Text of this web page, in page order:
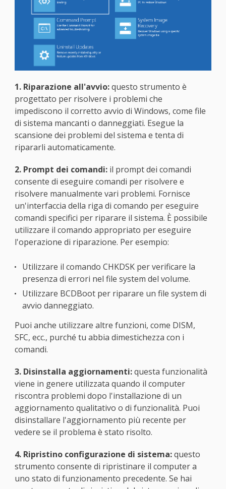
1. Riparazione all'avvio:questo strumento è
progettato per risolvere i problemi che
impediscono il corretto avvio di Windows, come file
di sistema mancanti o danneggiati. Esegue la
scansione dei problemi del sistema e tenta di
ripararli automaticamente.
2. Prompt dei comandi:il prompt dei comandi
consente di eseguire comandi per risolvere e
risolvere manualmente vari problemi. Fornisce
un'interfaccia della riga di comando per eseguire
comandi specifici per riparare il sistema. È possibile
utilizzare il comando appropriato per eseguire
l'operazione di riparazione. Per esempio:
Utilizzare il comando CHKDSK per verificare la
presenza di errori nel file system del volume.
Utilizzare BCDBoot per riparare un file system di
avvio danneggiato.
Puoi anche utilizzare altre funzioni, come DISM,
SFC, ecc., purché tu abbia dimestichezza con i
comandi.
3. Disinstalla aggiornamenti:questa funzionalità
viene in genere utilizzata quando il computer
riscontra problemi dopo l'installazione di un
aggiornamento qualitativo o di funzionalità. Puoi
disinstallare l'aggiornamento più recente per
vedere se il problema è stato risolto.
4. Ripristino configurazione di sistema:questo
strumento consente di ripristinare il computer a
uno stato di funzionamento precedente. Se hai